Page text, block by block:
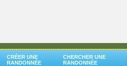
CRÉER UNE
RANDONNÉE
CHERCHER UNE
RANDONNÉE